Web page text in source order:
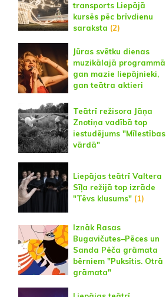
transports Liepājā
kursēs pēc brīvdienu
saraksta (2)
Jūras svētku dienas
muzikālajā programmā
gan mazie liepājnieki,
gan teātra aktieri
Teātrī režisora Jāņa
Znotiņa vadībā top
iestudējums "Mīlestības
vārdā"
Liepājas teātrī Valtera
Sīļa režijā top izrāde
"Tēvs klusums" (1)
Iznāk Rasas
Bugavičutes–Pēces un
Sanda Pēča grāmata
bērniem "Puksītis. Otrā
grāmata"